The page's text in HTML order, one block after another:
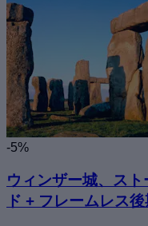
-5%
ウィンザー城、ス
ド + フレームレス